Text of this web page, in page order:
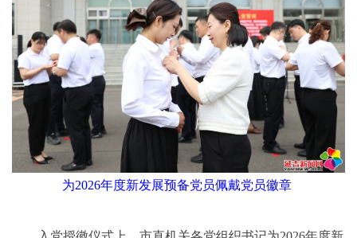
为2026年度新发展预备党员佩戴党员徽章